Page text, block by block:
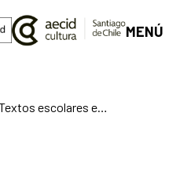
MENÚ
Presentación del estudio: Textos escolares en Chile. Reflexiones críticas para una educación no sexista